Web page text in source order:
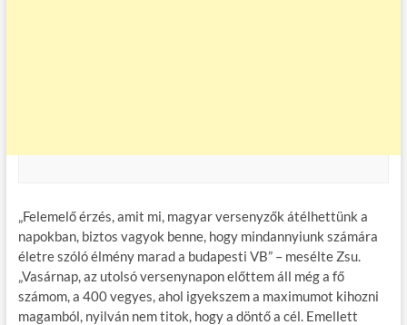
„Felemelő érzés, amit mi, magyar versenyzők átélhettünk a
napokban, biztos vagyok benne, hogy mindannyiunk számára
életre szóló élmény marad a budapesti VB” – mesélte Zsu.
„Vasárnap, az utolsó versenynapon előttem áll még a fő
számom, a 400 vegyes, ahol igyekszem a maximumot kihozni
magamból, nyilván nem titok, hogy a döntő a cél. Emellett